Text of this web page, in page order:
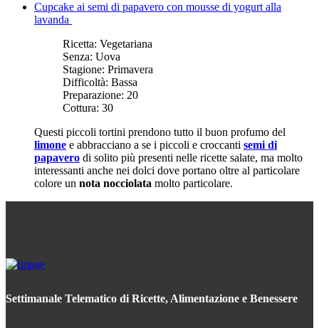
Cupcake ai semi di papavero con mousse di yogurt alla
lavanda
Ricetta: Vegetariana
Senza: Uova
Stagione: Primavera
Difficoltà: Bassa
Preparazione: 20
Cottura: 30
Questi piccoli tortini prendono tutto il buon profumo del
limone e abbracciano a se i piccoli e croccanti semi di
papavero di solito più presenti nelle ricette salate, ma molto
interessanti anche nei dolci dove portano oltre al particolare
colore un nota nocciolata molto particolare.
Settimanale Telematico di Ricette, Alimentazione e Benessere